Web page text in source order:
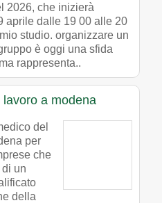
2026, che inizierà
aprile dalle 19 00 alle 20
studio. organizzare un
è oggi una sfida
rappresenta..
lavoro a modena
del
per
che
un
della